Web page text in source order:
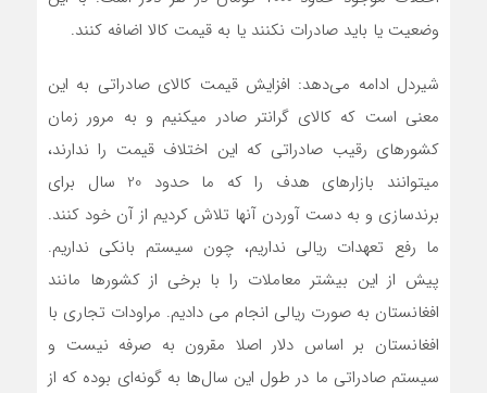
وضعیت یا باید صادرات نکنند یا به قیمت کالا اضافه کنند.
شیردل ادامه می‌دهد: افزایش قیمت کالای صادراتی به این
معنی است که کالای گرانتر صادر میکنیم و به مرور زمان
کشورهای رقیب صادراتی که این اختلاف قیمت را ندارند،
میتوانند بازارهای هدف را که ما حدود 20 سال برای
برندسازی و به دست آوردن آنها تلاش کردیم از آن خود کنند.
ما رفع تعهدات ریالی نداریم، چون سیستم بانکی نداریم.
پیش از این بیشتر معاملات را با برخی از کشورها مانند
افغانستان به صورت ریالی انجام می دادیم. مراودات تجاری با
افغانستان بر اساس دلار اصلا مقرون به صرفه نیست و
سیستم صادراتی ما در طول این سال‌ها به گونه‌ای بوده که از